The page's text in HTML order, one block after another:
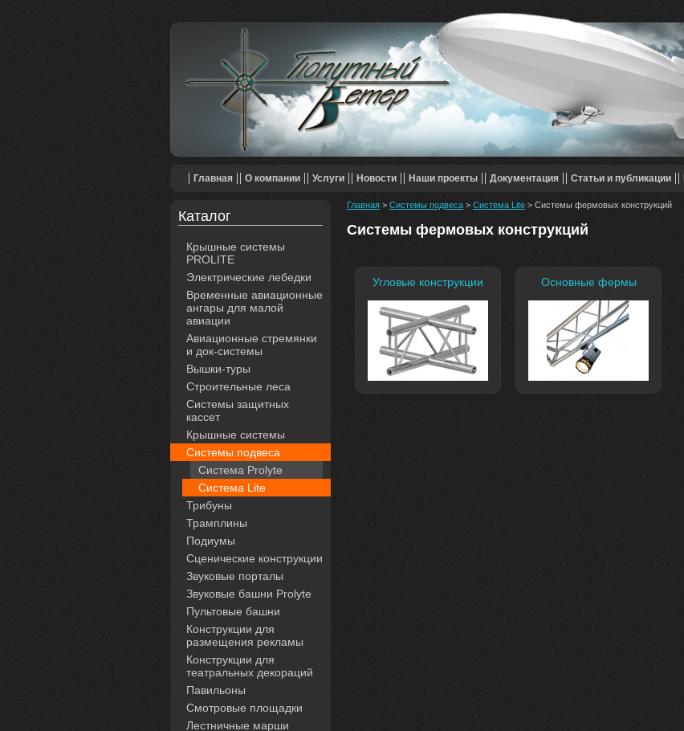
Главная О компании Услуги Новости Наши проекты Документация Статьи и публикации
Каталог
Крышные системы
PROLITE
Электрические лебедки
Временные авиационные
ангары для малой
авиации
Авиационные стремянки
и док-системы
Вышки-туры
Строительные леса
Системы защитных
кассет
Крышные системы
Системы подвеса
Система Prolyte
Система Lite
Трибуны
Трамплины
Подиумы
Сценические конструкции
Звуковые порталы
Звуковые башни Prolyte
Пультовые башни
Конструкции для
размещения рекламы
Конструкции для
театральных декораций
Павильоны
Смотровые площадки
Лестничные марши
Главная > Системы подвеса > Система Lite > Системы фермовых конструкций
Системы фермовых конструкций
Угловые конструкции Основные фермы